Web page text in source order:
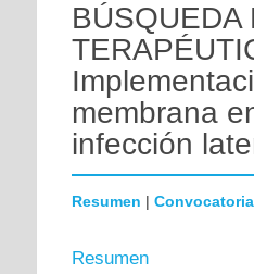
BÚSQUEDA
membrana
infección
Resumen | Convocatoria
Resumen